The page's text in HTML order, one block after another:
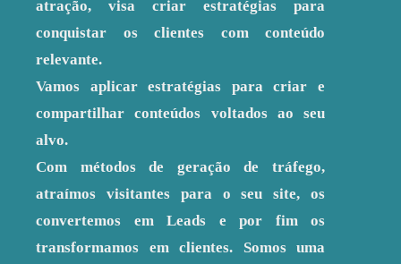
atração, visa criar estratégias para
conquistar os clientes com conteúdo
relevante.
Vamos aplicar estratégias para criar e
compartilhar conteúdos voltados ao seu
alvo.
Com métodos de geração de tráfego,
atraímos visitantes para o seu site, os
convertemos em Leads e por fim os
transformamos em clientes. Somos uma